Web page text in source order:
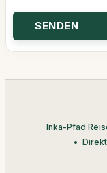
Inka-Pfad